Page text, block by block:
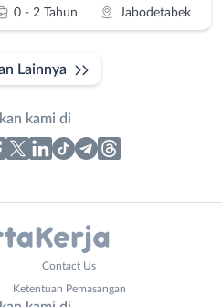
0 - 2 Tahun Jabodetabek
Lainnya
kami di
Contact Us
Ketentuan Pemasangan